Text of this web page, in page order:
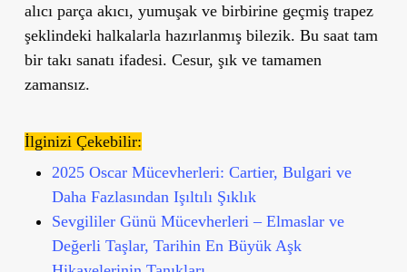
alıcı parça akıcı, yumuşak ve birbirine geçmiş trapez
şeklindeki halkalarla hazırlanmış bilezik. Bu saat tam
bir takı sanatı ifadesi. Cesur, şık ve tamamen
zamansız.
İlginizi Çekebilir:
2025 Oscar Mücevherleri: Cartier, Bulgari ve
Daha Fazlasından Işıltılı Şıklık
Sevgililer Günü Mücevherleri – Elmaslar ve
Değerli Taşlar, Tarihin En Büyük Aşk